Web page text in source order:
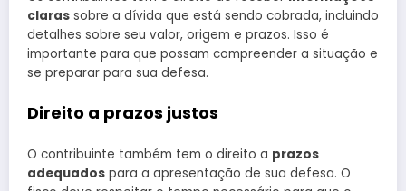
claras sobre a dívida que está sendo cobrada, incluindo
detalhes sobre seu valor, origem e prazos. Isso é
importante para que possam compreender a situação e
se preparar para sua defesa.
Direito a prazos justos
O contribuinte também tem o direito a prazos
adequados para a apresentação de sua defesa. O